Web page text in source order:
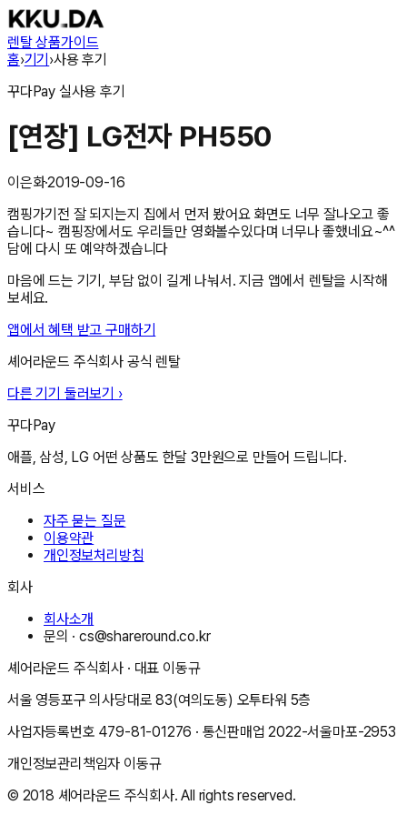
렌탈 상품가이드
홈›기기›사용 후기
꾸다Pay 실사용 후기
[연장] LG전자 PH550
이은화·2019-09-16
캠핑가기전 잘 되지는지 집에서 먼저 봤어요 화면도 너무 잘나오고 좋
습니다~ 캠핑장에서도 우리들만 영화볼수있다며 너무나 좋했네요~^^
담에 다시 또 예약하겠습니다
마음에 드는 기기, 부담 없이 길게 나눠서. 지금 앱에서 렌탈을 시작해
보세요.
앱에서 혜택 받고 구매하기
셰어라운드 주식회사 공식 렌탈
다른 기기 둘러보기 ›
꾸다Pay
애플, 삼성, LG 어떤 상품도 한달 3만원으로 만들어 드립니다.
서비스
자주 묻는 질문
이용약관
개인정보처리방침
회사
회사소개
문의 ·cs@shareround.co.kr
셰어라운드 주식회사 · 대표 이동규
서울 영등포구 의사당대로 83(여의도동) 오투타워 5층
사업자등록번호 479-81-01276 · 통신판매업2022-서울마포-2953
개인정보관리책임자 이동규
© 2018 셰어라운드 주식회사. All rights reserved.